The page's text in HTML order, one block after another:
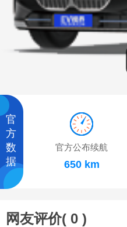
官
方
数
据
官方公布续航
650 km
网友评价( 0 )